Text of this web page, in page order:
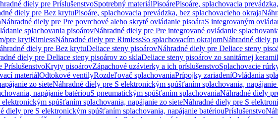
diely pre PríslušenstvoSpotrebný materiálPisoárePisoáre, splachovacia
diely pre Bez krytuPisoáre, splachovacia prevádzka, bez splachovacieho okraja
Náhradné diely pre Pre povrchové alebo skryté ovládanie pisoáraS integrovaným
splachovania pisoárovNáhradné diely pre Pre integrované ovládanie
pre krytRimlessNáhradné diely pre RimlessSo splachovacím okrajomNáhradné diely
diely pre Bez krytuDeliace steny pisoárovNáhradné diely pre Deliace steny
diely pre Deliace steny pisoárov zo sklaDeliace steny pisoárov zo sanitárnej
PríslušenstvoKryty pisoárovZápachové uzávierky a ich príslušenstvoSplachovacie
materiálOdtokové ventilyRozdeľovač splachovaniaPrípojky zariadeníOvládania
zo sieteNáhradné diely pre S elektronickým spúšťaním splachovania, napájanie
napájanie batériouS pneumatickým spúšťaním splachovaniaNáhradné diely
elektronickým spúšťaním splachovania, napájanie zo sieteNáhradné diely pre S
diely pre S elektronickým spúšťaním splachovania, napájanie batériouPríslušenstvo